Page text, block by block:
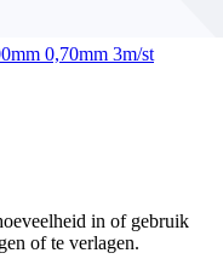
0,70mm 3m/st
in of gebruik
of te verlagen.